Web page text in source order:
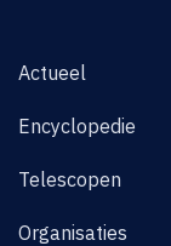
Actueel
Encyclopedie
Telescopen
Organisaties